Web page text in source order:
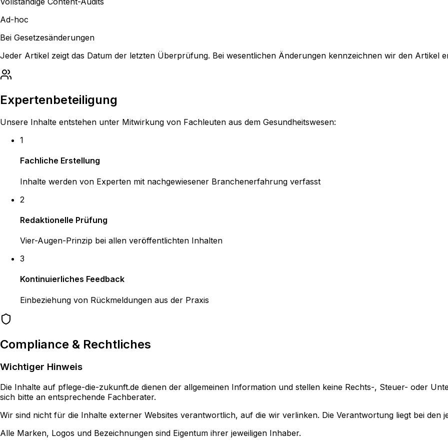
Ad-hoc
Bei Gesetzesänderungen
Jeder Artikel zeigt das Datum der letzten Überprüfung. Bei wesentlichen Änderungen kennzeichnen wir den Artikel
Expertenbeteiligung
Unsere Inhalte entstehen unter Mitwirkung von Fachleuten aus dem Gesundheitswesen:
1
Fachliche Erstellung
Inhalte werden von Experten mit nachgewiesener Branchenerfahrung verfasst
2
Redaktionelle Prüfung
Vier-Augen-Prinzip bei allen veröffentlichten Inhalten
3
Kontinuierliches Feedback
Einbeziehung von Rückmeldungen aus der Praxis
Compliance & Rechtliches
Wichtiger Hinweis
Die Inhalte auf pflege-die-zukunft.de dienen der allgemeinen Information und stellen keine Rechts-, Steuer- oder
sich bitte an entsprechende Fachberater.
Wir sind nicht für die Inhalte externer Websites verantwortlich, auf die wir verlinken. Die Verantwortung liegt bei den
Alle Marken, Logos und Bezeichnungen sind Eigentum ihrer jeweiligen Inhaber.